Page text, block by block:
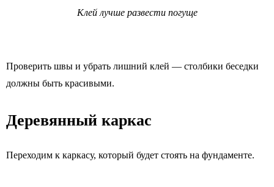
Клей лучше развести погуще
Проверить швы и убрать лишний клей — столбики беседки
должны быть красивыми.
Деревянный каркас
Переходим к каркасу, который будет стоять на фундаменте.